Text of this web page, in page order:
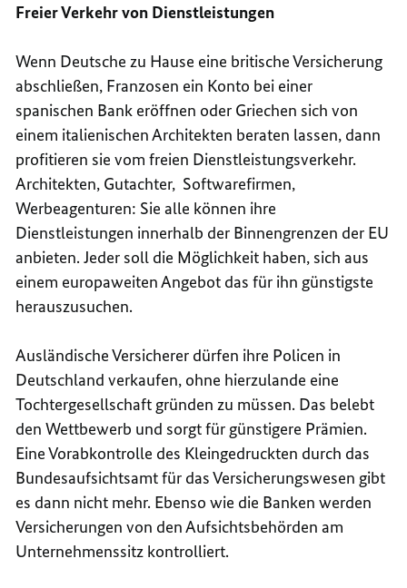
Freier Verkehr von Dienstleistungen
Wenn Deutsche zu Hause eine britische Versicherung
abschließen, Franzosen ein Konto bei einer
spanischen Bank eröffnen oder Griechen sich von
einem italienischen Architekten beraten lassen, dann
profitieren sie vom freien Dienstleistungsverkehr.
Architekten, Gutachter, Softwarefirmen,
Werbeagenturen: Sie alle können ihre
Dienstleistungen innerhalb der Binnengrenzen der EU
anbieten. Jeder soll die Möglichkeit haben, sich aus
einem europaweiten Angebot das für ihn günstigste
herauszusuchen.
Ausländische Versicherer dürfen ihre Policen in
Deutschland verkaufen, ohne hierzulande eine
Tochtergesellschaft gründen zu müssen. Das belebt
den Wettbewerb und sorgt für günstigere Prämien.
Eine Vorabkontrolle des Kleingedruckten durch das
Bundesaufsichtsamt für das Versicherungswesen gibt
es dann nicht mehr. Ebenso wie die Banken werden
Versicherungen von den Aufsichtsbehörden am
Unternehmenssitz kontrolliert.